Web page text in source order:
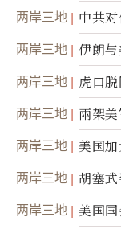
两岸三地
中共
接技
两岸三地 伊朗
两岸三地 虎口
两岸三地
兩架
踪
两岸三地
美国
民权
两岸三地
胡塞
面入
两岸三地 美国